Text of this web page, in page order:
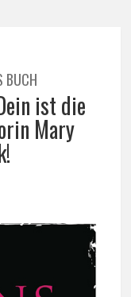
BUCH
ist die
Mary